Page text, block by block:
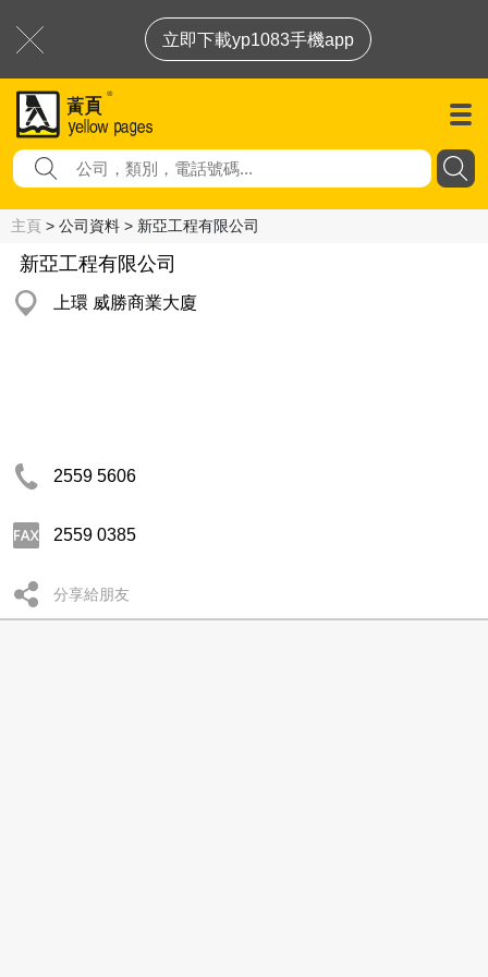
立即下載yp1083手機app
主頁 > 公司資料 > 新亞工程有限公司
新亞工程有限公司
上環 威勝商業大廈
2559 5606
2559 0385
分享給朋友